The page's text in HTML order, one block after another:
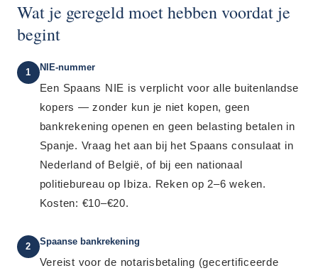
Wat je geregeld moet hebben voordat je
begint
1 NIE-nummer
Een Spaans NIE is verplicht voor alle buitenlandse
kopers — zonder kun je niet kopen, geen
bankrekening openen en geen belasting betalen in
Spanje. Vraag het aan bij het Spaans consulaat in
Nederland of België, of bij een nationaal
politiebureau op Ibiza. Reken op 2–6 weken.
Kosten: €10–€20.
2 Spaanse bankrekening
Vereist voor de notarisbetaling (gecertificeerde